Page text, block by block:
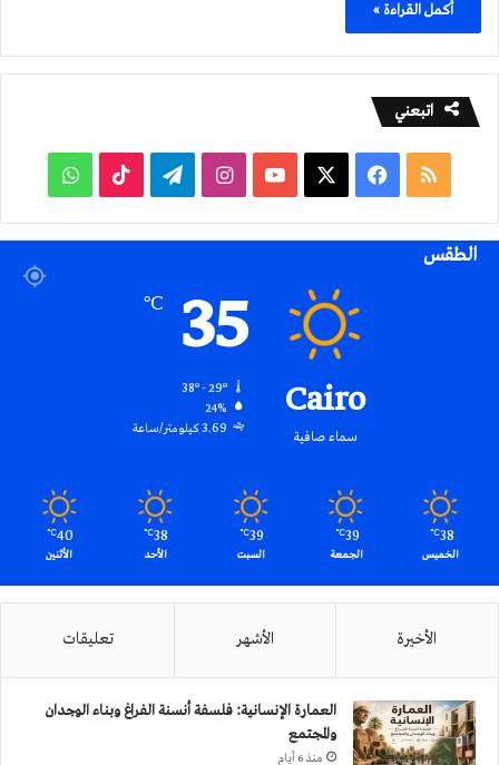
أكمل القراءة »
اتبعني
ملخص
الموقع
فيسبوك ‫YouTubeانستقرامتيلقرام ‫TikTokواتساب
الطقس
Cairo
سماء صافية
35
℃
24%
3.69 كيلومتر/ساعة
38
℃
الخميس
39
℃
الجمعة
39
℃
السبت
38
℃
الأحد
40
℃
الأثنين
الأخيرة الأشهر تعليقات
العمارة الإنسانية: فلسفة أنسنة الفراغ وبناء الوجدان
والمجتمع
منذ 6 أيام